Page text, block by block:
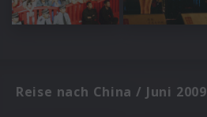
Reise nach China / Juni 2009